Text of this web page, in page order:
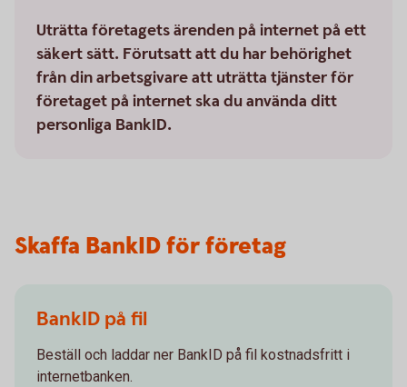
Uträtta företagets ärenden på internet på ett
säkert sätt. Förutsatt att du har behörighet
från din arbetsgivare att uträtta tjänster för
företaget på internet ska du använda ditt
personliga BankID.
Skaffa BankID för företag
BankID på fil
Beställ och laddar ner BankID på fil kostnadsfritt i
internetbanken.